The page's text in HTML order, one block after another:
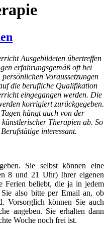
Ausgebildeten übertreffen
erfahrungsgemäß oft bei
Voraussetzungen
die berufliche Qualifikation
eingegangen werden. Die
korrigiert zurückgegeben.
hängt auch von der
Therapien ab. So
interessant.
Sie selbst können eine
8 und 21 Uhr) Ihrer eigenen
Ferien beliebt, die ja in jedem
Sie also bitte per Email an, ob
Vorsorglich können Sie auch
angeben. Sie erhalten dann
Woche noch frei ist.